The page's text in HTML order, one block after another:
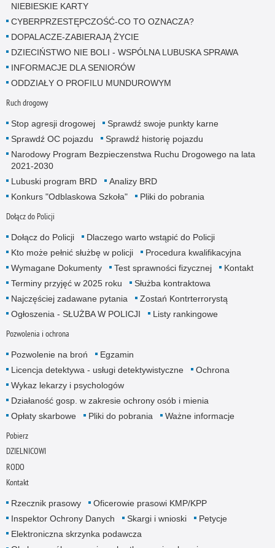
NIEBIESKIE KARTY
CYBERPRZESTĘPCZOŚĆ-CO TO OZNACZA?
DOPALACZE-ZABIERAJĄ ŻYCIE
DZIECIŃSTWO NIE BOLI - WSPÓLNA LUBUSKA SPRAWA
INFORMACJE DLA SENIORÓW
ODDZIAŁY O PROFILU MUNDUROWYM
Ruch drogowy
Stop agresji drogowej
Sprawdź swoje punkty karne
Sprawdź OC pojazdu
Sprawdź historię pojazdu
Narodowy Program Bezpieczenstwa Ruchu Drogowego na lata
2021-2030
Lubuski program BRD
Analizy BRD
Konkurs "Odblaskowa Szkoła"
Pliki do pobrania
Dołącz do Policji
Dołącz do Policji
Dlaczego warto wstąpić do Policji
Kto może pełnić służbę w policji
Procedura kwalifikacyjna
Wymagane Dokumenty
Test sprawności fizycznej
Kontakt
Terminy przyjęć w 2025 roku
Służba kontraktowa
Najczęściej zadawane pytania
Zostań Kontrterrorystą
Ogłoszenia - SŁUŻBA W POLICJI
Listy rankingowe
Pozwolenia i ochrona
Pozwolenie na broń
Egzamin
Licencja detektywa - usługi detektywistyczne
Ochrona
Wykaz lekarzy i psychologów
Działaność gosp. w zakresie ochrony osób i mienia
Opłaty skarbowe
Pliki do pobrania Ważne informacje
Pobierz
DZIELNICOWI
RODO
Kontakt
Rzecznik prasowy
Oficerowie prasowi KMP/KPP
Inspektor Ochrony Danych
Skargi i wnioski
Petycje
Elektroniczna skrzynka podawcza